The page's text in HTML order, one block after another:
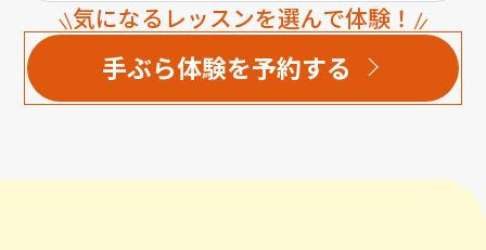
気になるレッスンを選んで体験！
手ぶら体験を予約する